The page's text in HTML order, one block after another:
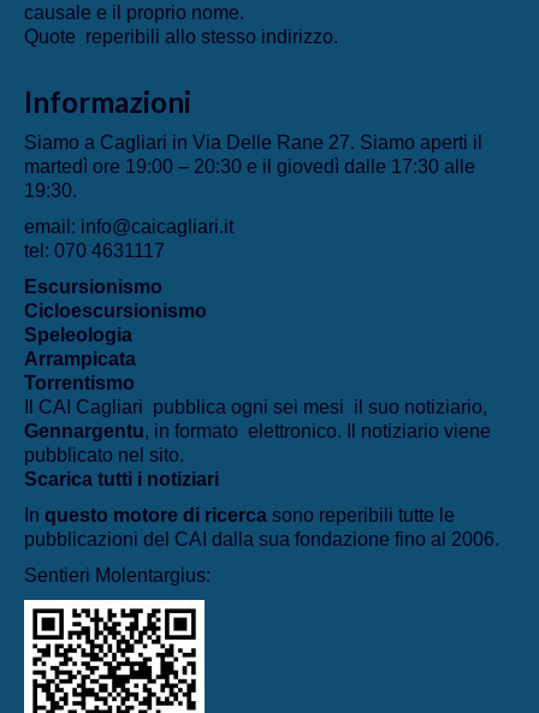
causale e il proprio nome.
Quote reperibili allo stesso indirizzo.
Informazioni
Siamo a Cagliari in Via Delle Rane 27. Siamo aperti il
martedì ore 19:00 – 20:30 e il giovedì dalle 17:30 alle
19:30.
email: info@caicagliari.it
tel: 070 4631117
Escursionismo
Cicloescursionismo
Speleologia
Arrampicata
Torrentismo
Il CAI Cagliari pubblica ogni sei mesi il suo notiziario,
Gennargentu, in formato elettronico. Il notiziario viene
pubblicato nel sito.
Scarica tutti i notiziari
In questo motore di ricerca sono reperibili tutte le
pubblicazioni del CAI dalla sua fondazione fino al 2006.
Sentieri Molentargius: